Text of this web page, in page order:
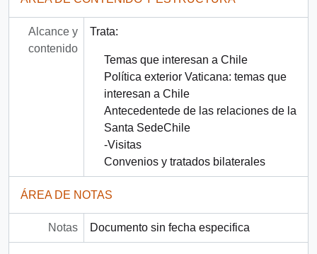
Alcance y
contenido
Trata:
Temas que interesan a Chile
Política exterior Vaticana: temas que
interesan a Chile
Antecedentede de las relaciones de la
Santa SedeChile
-Visitas
Convenios y tratados bilaterales
ÁREA DE NOTAS
Notas Documento sin fecha especifica